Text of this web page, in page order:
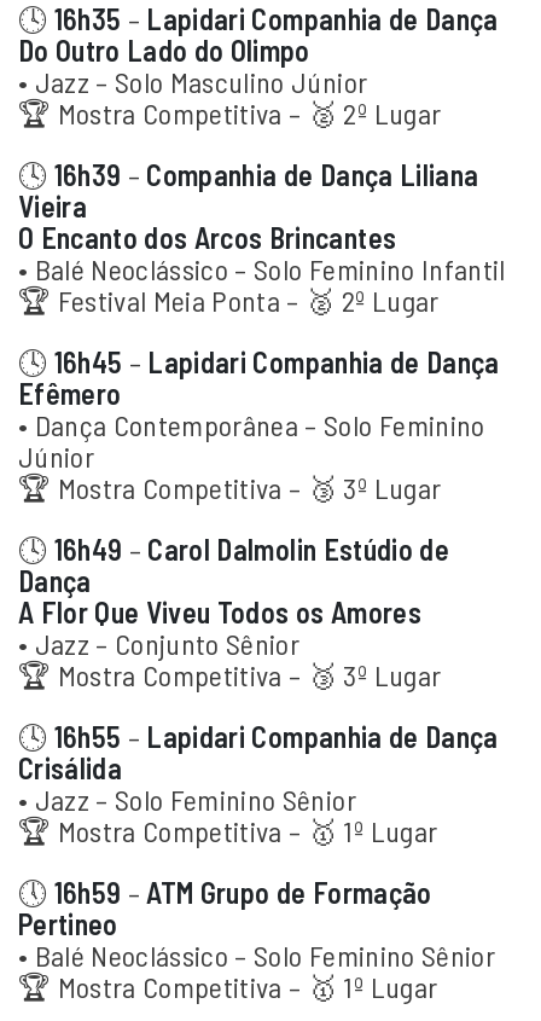
🕓 16h35 – Lapidari Companhia de Dança
Do Outro Lado do Olimpo
• Jazz – Solo Masculino Júnior
🏆 Mostra Competitiva – 🥈 2º Lugar
🕓 16h39 – Companhia de Dança Liliana
Vieira
O Encanto dos Arcos Brincantes
• Balé Neoclássico – Solo Feminino Infantil
🏆 Festival Meia Ponta – 🥈 2º Lugar
🕓 16h45 – Lapidari Companhia de Dança
Efêmero
• Dança Contemporânea – Solo Feminino
Júnior
🏆 Mostra Competitiva – 🥉 3º Lugar
🕓 16h49 – Carol Dalmolin Estúdio de
Dança
A Flor Que Viveu Todos os Amores
• Jazz – Conjunto Sênior
🏆 Mostra Competitiva – 🥉 3º Lugar
🕓 16h55 – Lapidari Companhia de Dança
Crisálida
• Jazz – Solo Feminino Sênior
🏆 Mostra Competitiva – 🥇 1º Lugar
🕔 16h59 –ATM Grupo de Formação
Pertineo
• Balé Neoclássico – Solo Feminino Sênior
🏆 Mostra Competitiva – 🥇 1º Lugar